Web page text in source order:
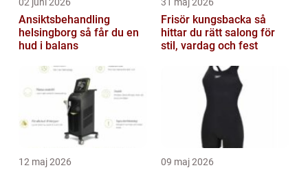
Ansiktsbehandling
helsingborg så får du en
hud i balans
Frisör kungsbacka så
hittar du rätt salong för
stil, vardag och fest
12 maj 2026 09 maj 2026